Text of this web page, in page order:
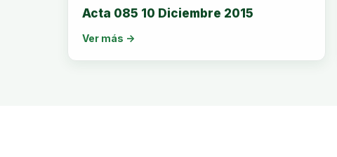
Acta 085 10 Diciembre 2015
Ver más →